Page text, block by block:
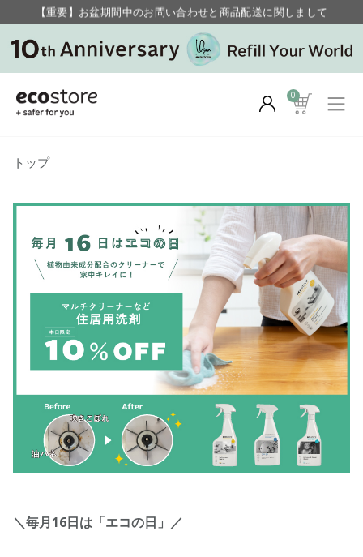
【重要】お盆期間中のお問い合わせと商品配送に関しまして
毎月お得にポイントが貯まる！ “月のポイントアップデー”
0
トップ
＼毎月16日は「エコの日」／